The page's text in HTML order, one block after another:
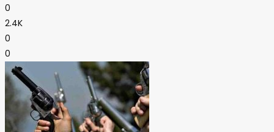
0
2.4K
0
0